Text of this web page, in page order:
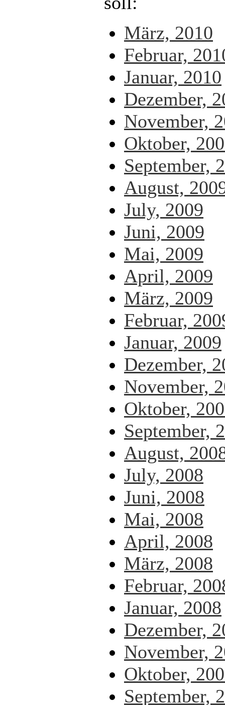
März, 2010
Februar,
Januar, 2010
Dezember,
November,
Oktober,
September,
August,
July, 2009
Juni, 2009
Mai, 2009
April, 2009
März, 2009
Februar,
Januar, 2009
Dezember,
November,
Oktober,
September,
August,
July, 2008
Juni, 2008
Mai, 2008
April, 2008
März, 2008
Februar,
Januar, 2008
Dezember,
November,
Oktober,
September,